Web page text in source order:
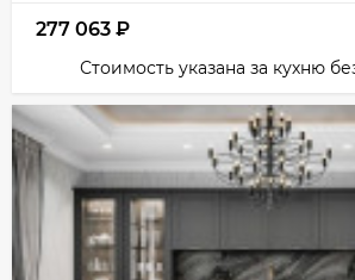
277 063 ₽
Стоимость указана за кухню